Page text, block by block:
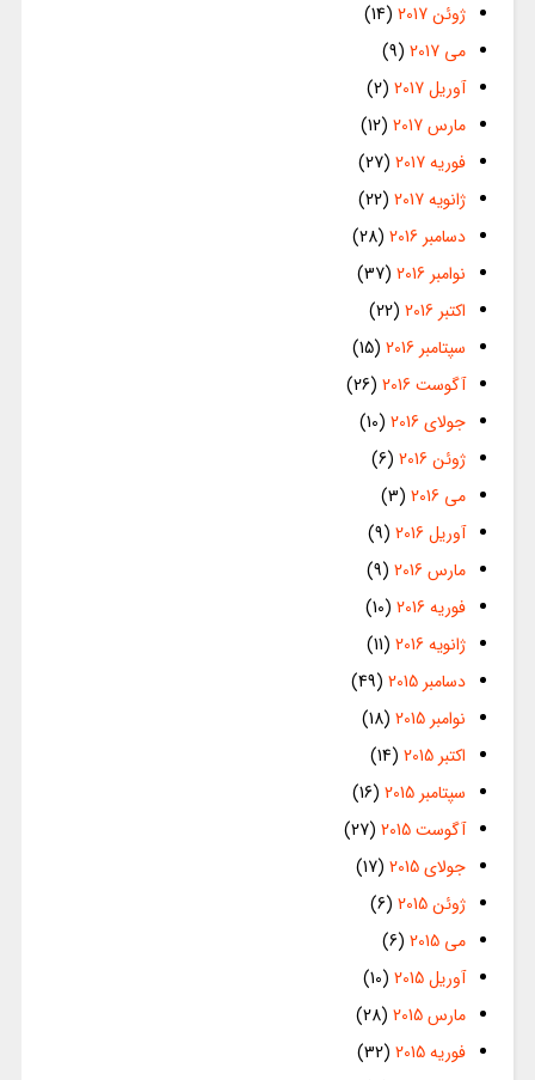
ژوئن 2017
(14)
می 2017
(9)
آوریل 2017
(2)
مارس 2017
(12)
فوریه 2017
(27)
ژانویه 2017
(22)
دسامبر 2016
(28)
نوامبر 2016
(37)
اکتبر 2016
(22)
سپتامبر 2016
(15)
آگوست 2016
(26)
جولای 2016
(10)
ژوئن 2016
(6)
می 2016
(3)
آوریل 2016
(9)
مارس 2016
(9)
فوریه 2016
(10)
ژانویه 2016
(11)
دسامبر 2015
(49)
نوامبر 2015
(18)
اکتبر 2015
(14)
سپتامبر 2015
(16)
آگوست 2015
(27)
جولای 2015
(17)
ژوئن 2015
(6)
می 2015
(6)
آوریل 2015
(10)
مارس 2015
(28)
فوریه 2015
(32)